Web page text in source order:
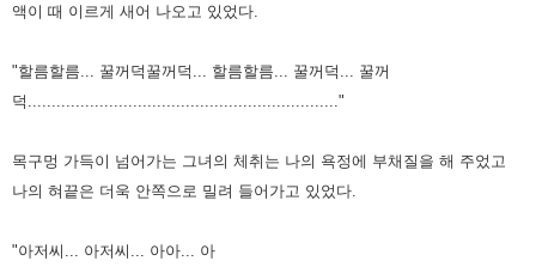
액이 때 이르게 새어 나오고 있었다.
"할름할름... 꿀꺼덕꿀꺼덕... 할름할름... 꿀꺼덕... 꿀꺼
덕................................................................."
목구멍 가득이 넘어가는 그녀의 체취는 나의 욕정에 부채질을 해 주었고
나의 혀끝은 더욱 안쪽으로 밀려 들어가고 있었다.
"아저씨... 아저씨... 아아... 아